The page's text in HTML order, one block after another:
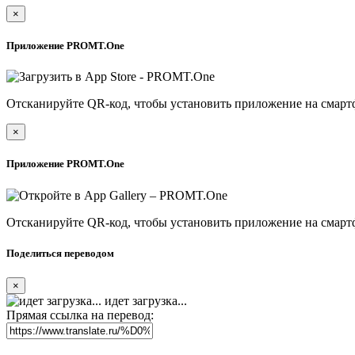
×
Приложение PROMT.One
Отсканируйте QR-код, чтобы установить приложение на
×
Приложение PROMT.One
Отсканируйте QR-код, чтобы установить приложение на
Поделиться переводом
×
идет загрузка...
Прямая ссылка на перевод: